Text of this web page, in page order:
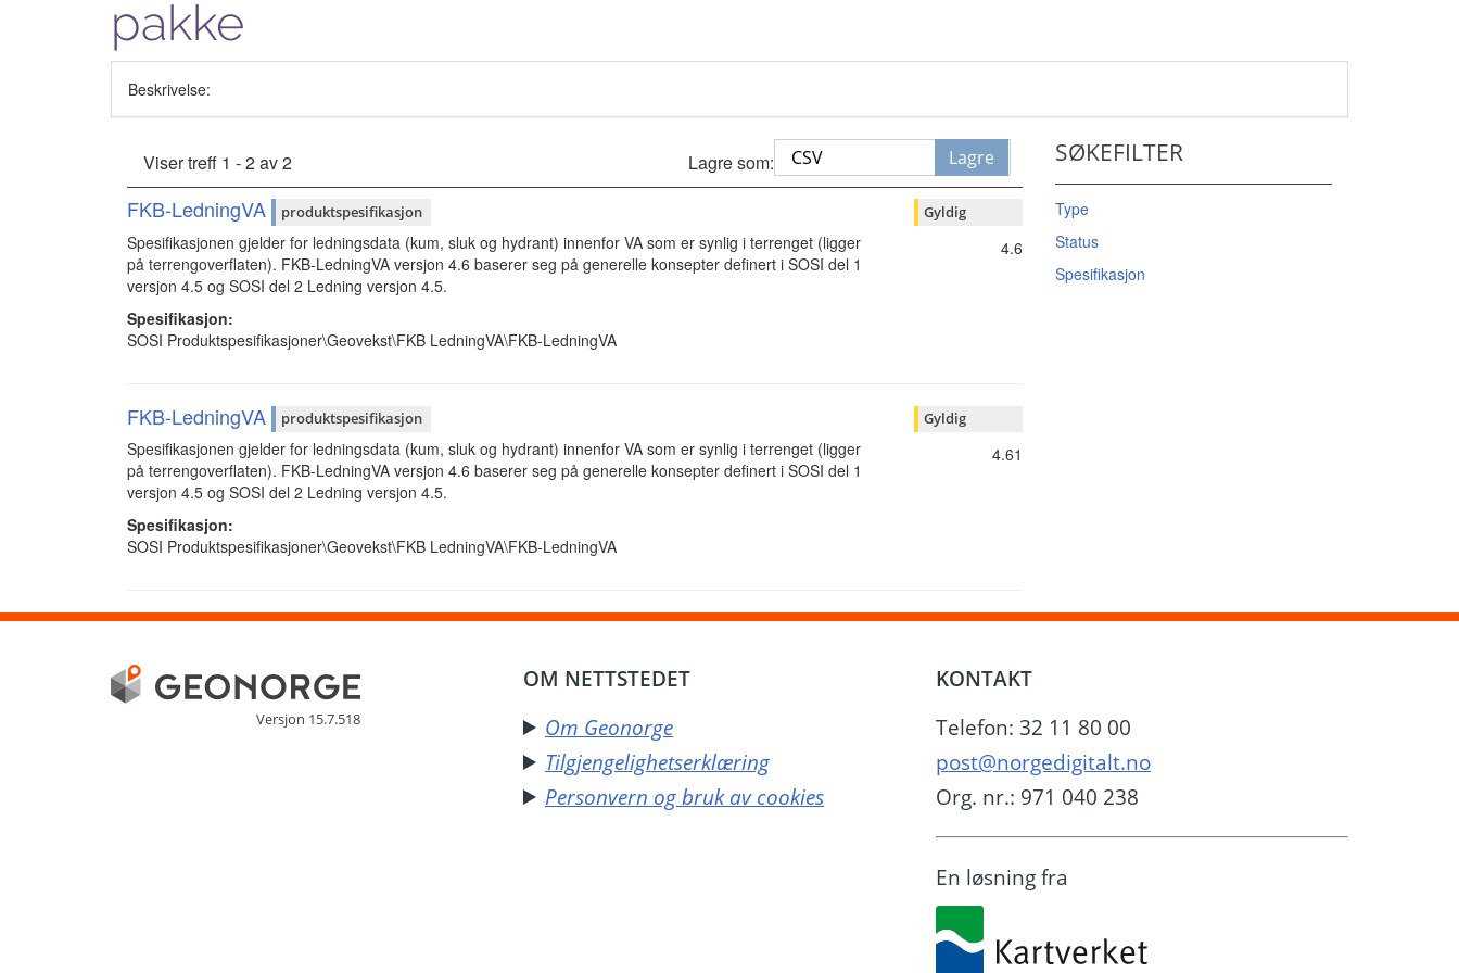
pakke
Beskrivelse:
Viser treff 1 - 2 av 2 Lagre som: Lagre
FKB-LedningVA produktspesifikasjon
Spesifikasjonen gjelder for ledningsdata (kum, sluk og hydrant) innenfor VA som er synlig i terrenget (ligger
på terrengoverflaten). FKB-LedningVA versjon 4.6 baserer seg på generelle konsepter definert i SOSI del 1
versjon 4.5 og SOSI del 2 Ledning versjon 4.5.
Spesifikasjon:
SOSI Produktspesifikasjoner\Geovekst\FKB LedningVA\FKB-LedningVA
Gyldig
4.6
FKB-LedningVA produktspesifikasjon
Spesifikasjonen gjelder for ledningsdata (kum, sluk og hydrant) innenfor VA som er synlig i terrenget (ligger
på terrengoverflaten). FKB-LedningVA versjon 4.6 baserer seg på generelle konsepter definert i SOSI del 1
versjon 4.5 og SOSI del 2 Ledning versjon 4.5.
Spesifikasjon:
SOSI Produktspesifikasjoner\Geovekst\FKB LedningVA\FKB-LedningVA
Gyldig
4.61
SØKEFILTER
Type
Status
Spesifikasjon